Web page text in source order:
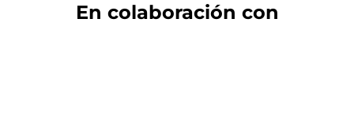
En colaboración con